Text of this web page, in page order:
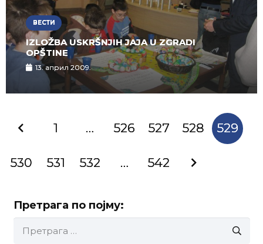
ВЕСТИ
IZLOŽBA USKRŠNJIH JAJA U ZGRADI
OPŠTINE
13. април 2009.
1 … 526 527 528 529
530 531 532 … 542
Претрага по појму:
за: